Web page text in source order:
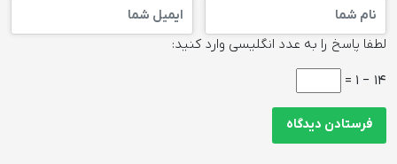
لطفا پاسخ را به عدد انگلیسی وارد کنید:
14 − 1 =